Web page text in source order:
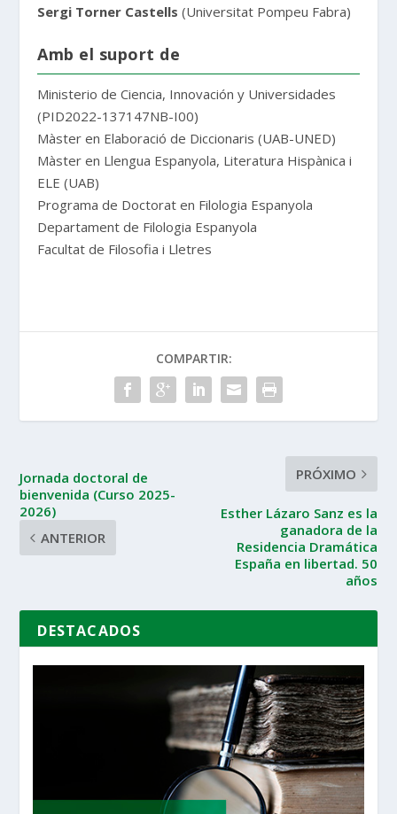
Sergi Torner Castells (Universitat Pompeu Fabra)
Amb el suport de
Ministerio de Ciencia, Innovación y Universidades
(PID2022-137147NB-I00)
Màster en Elaboració de Diccionaris (UAB-UNED)
Màster en Llengua Espanyola, Literatura Hispànica i
ELE (UAB)
Programa de Doctorat en Filologia Espanyola
Departament de Filologia Espanyola
Facultat de Filosofia i Lletres
COMPARTIR:
Jornada doctoral de
bienvenida (Curso 2025-
2026)
ANTERIOR
PRÓXIMO
Esther Lázaro Sanz es la
ganadora de la
Residencia Dramática
España en libertad. 50
años
DESTACADOS